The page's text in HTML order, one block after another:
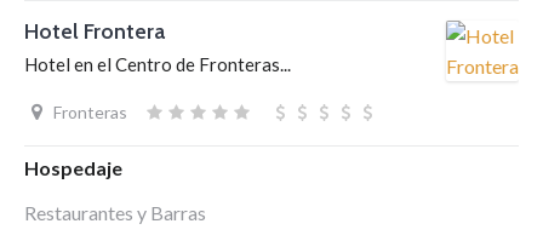
Hotel Frontera
Hotel en el Centro de Fronteras...
Fronteras
Hospedaje
Restaurantes y Barras